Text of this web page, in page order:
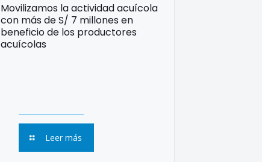
Movilizamos la actividad acuícola
con más de S/ 7 millones en
beneficio de los productores
acuícolas
Leer más